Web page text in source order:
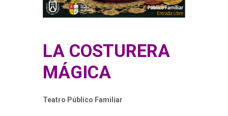
LA COSTURERA
MÁGICA
Teatro Público Familiar